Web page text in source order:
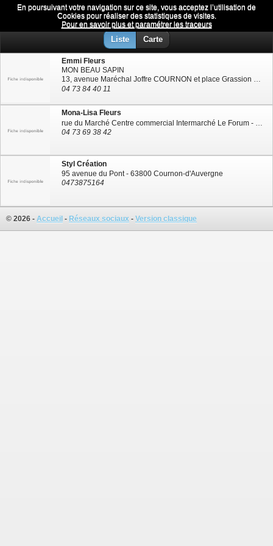
En poursuivant votre navigation sur ce site, vous acceptez l’utilisation de
Cookies pour réaliser des statistiques de visites.
Pour en savoir plus et paramétrer les traceurs
Fleuriste Menu
Liste Carte
Emmi Fleurs
MON BEAU SAPIN
13, avenue Maréchal Joffre COURNON et place Grassion LE CENDRE -
04 73 84 40 11
Mona-Lisa Fleurs
04 73 69 38 42
Styl Création
95 avenue du Pont - 63800 Cournon-d'Auvergne
0473875164
© 2026 - Accueil - Réseaux sociaux - Version classique